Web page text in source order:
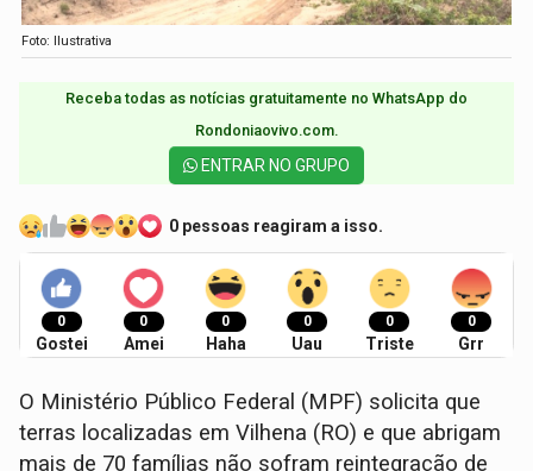
Foto: Ilustrativa
Receba todas as notícias gratuitamente no WhatsApp do
Rondoniaovivo.com.​
ENTRAR NO GRUPO
0 pessoas reagiram a isso.
0
Gostei
0
Amei
0
Haha
0
Uau
0
Triste
0
Grr
O Ministério Público Federal (MPF) solicita que
terras localizadas em Vilhena (RO) e que abrigam
mais de 70 famílias não sofram reintegração de